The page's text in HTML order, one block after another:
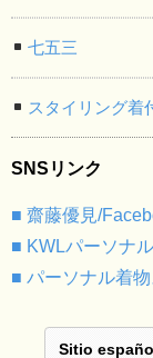
七五三
スタイリング着
SNSリンク
■ 齋藤優見/
■ KWLパーソナ
■ パーソナル着
Sitio